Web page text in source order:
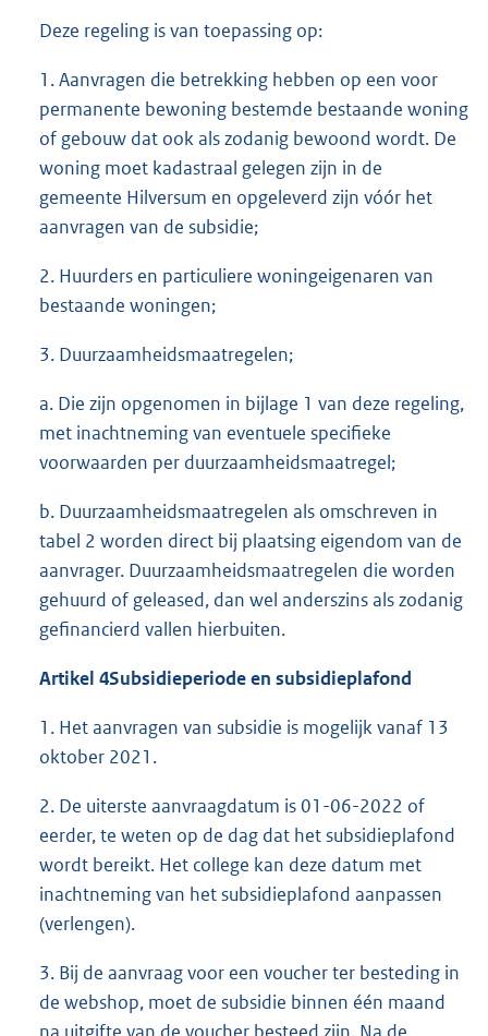
Deze regeling is van toepassing op:
1. Aanvragen die betrekking hebben op een voor
permanente bewoning bestemde bestaande woning
of gebouw dat ook als zodanig bewoond wordt. De
woning moet kadastraal gelegen zijn in de
gemeente Hilversum en opgeleverd zijn vóór het
aanvragen van de subsidie;
2. Huurders en particuliere woningeigenaren van
bestaande woningen;
3. Duurzaamheidsmaatregelen;
a. Die zijn opgenomen in bijlage 1 van deze regeling,
met inachtneming van eventuele specifieke
voorwaarden per duurzaamheidsmaatregel;
b. Duurzaamheidsmaatregelen als omschreven in
tabel 2 worden direct bij plaatsing eigendom van de
aanvrager. Duurzaamheidsmaatregelen die worden
gehuurd of geleased, dan wel anderszins als zodanig
gefinancierd vallen hierbuiten.
Artikel 4Subsidieperiode en subsidieplafond
1. Het aanvragen van subsidie is mogelijk vanaf 13
oktober 2021.
2. De uiterste aanvraagdatum is 01-06-2022 of
eerder, te weten op de dag dat het subsidieplafond
wordt bereikt. Het college kan deze datum met
inachtneming van het subsidieplafond aanpassen
(verlengen).
3. Bij de aanvraag voor een voucher ter besteding in
de webshop, moet de subsidie binnen één maand